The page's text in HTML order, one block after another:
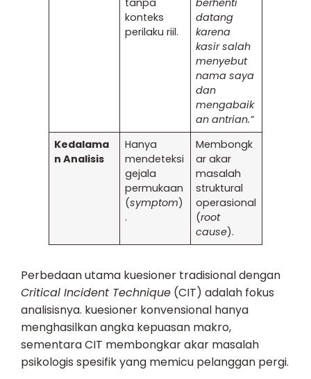
tanpa
konteks
perilaku riil.
berhenti
datang
karena
kasir salah
menyebut
nama saya
dan
mengabaik
an antrian.”
Kedalama
n Analisis
Hanya
mendeteksi
gejala
permukaan
(symptom)
.
Membongk
ar akar
masalah
struktural
operasional
(root
cause).
Perbedaan utama kuesioner tradisional dengan
Critical Incident Technique (CIT) adalah fokus
analisisnya. kuesioner konvensional hanya
menghasilkan angka kepuasan makro,
sementara CIT membongkar akar masalah
psikologis spesifik yang memicu pelanggan pergi.